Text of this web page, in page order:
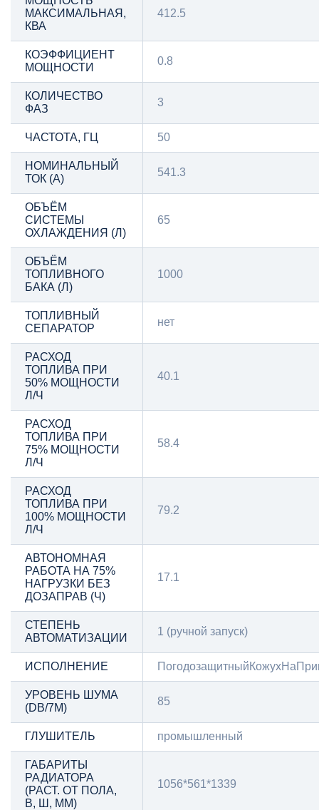
МАКСИМАЛЬНАЯ,
КВА
412.5
КОЭФФИЦИЕНТ
МОЩНОСТИ
0.8
КОЛИЧЕСТВО
ФАЗ
3
ЧАСТОТА, ГЦ 50
НОМИНАЛЬНЫЙ
ТОК (А)
541.3
ОБЪЁМ
СИСТЕМЫ
ОХЛАЖДЕНИЯ (Л)
65
ОБЪЁМ
ТОПЛИВНОГО
БАКА (Л)
1000
ТОПЛИВНЫЙ
СЕПАРАТОР
нет
РАСХОД
ТОПЛИВА ПРИ
50% МОЩНОСТИ
Л/Ч
40.1
РАСХОД
ТОПЛИВА ПРИ
75% МОЩНОСТИ
Л/Ч
58.4
РАСХОД
ТОПЛИВА ПРИ
100% МОЩНОСТИ
Л/Ч
79.2
АВТОНОМНАЯ
РАБОТА НА 75%
НАГРУЗКИ БЕЗ
ДОЗАПРАВ (Ч)
17.1
СТЕПЕНЬ
АВТОМАТИЗАЦИИ
1 (ручной запуск)
ИСПОЛНЕНИЕ
УРОВЕНЬ ШУМА
(DB/7М)
85
ГЛУШИТЕЛЬ промышленный
ГАБАРИТЫ
РАДИАТОРА
(РАСТ. ОТ ПОЛА,
В, Ш, ММ)
1056*561*1339